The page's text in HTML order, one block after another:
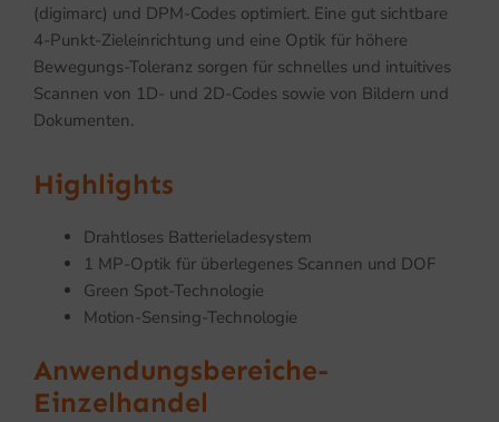
(digimarc) und DPM-Codes optimiert. Eine gut sichtbare
4-Punkt-Zieleinrichtung und eine Optik für höhere
Bewegungs-Toleranz sorgen für schnelles und intuitives
Scannen von 1D- und 2D-Codes sowie von Bildern und
Dokumenten.
Highlights
Drahtloses Batterieladesystem
1 MP-Optik für überlegenes Scannen und DOF
Green Spot-Technologie
Motion-Sensing-Technologie
Anwendungsbereiche-
Einzelhandel